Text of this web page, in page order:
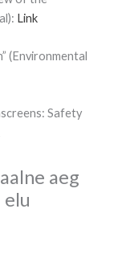
Link
(Environmental
Safety
aeg